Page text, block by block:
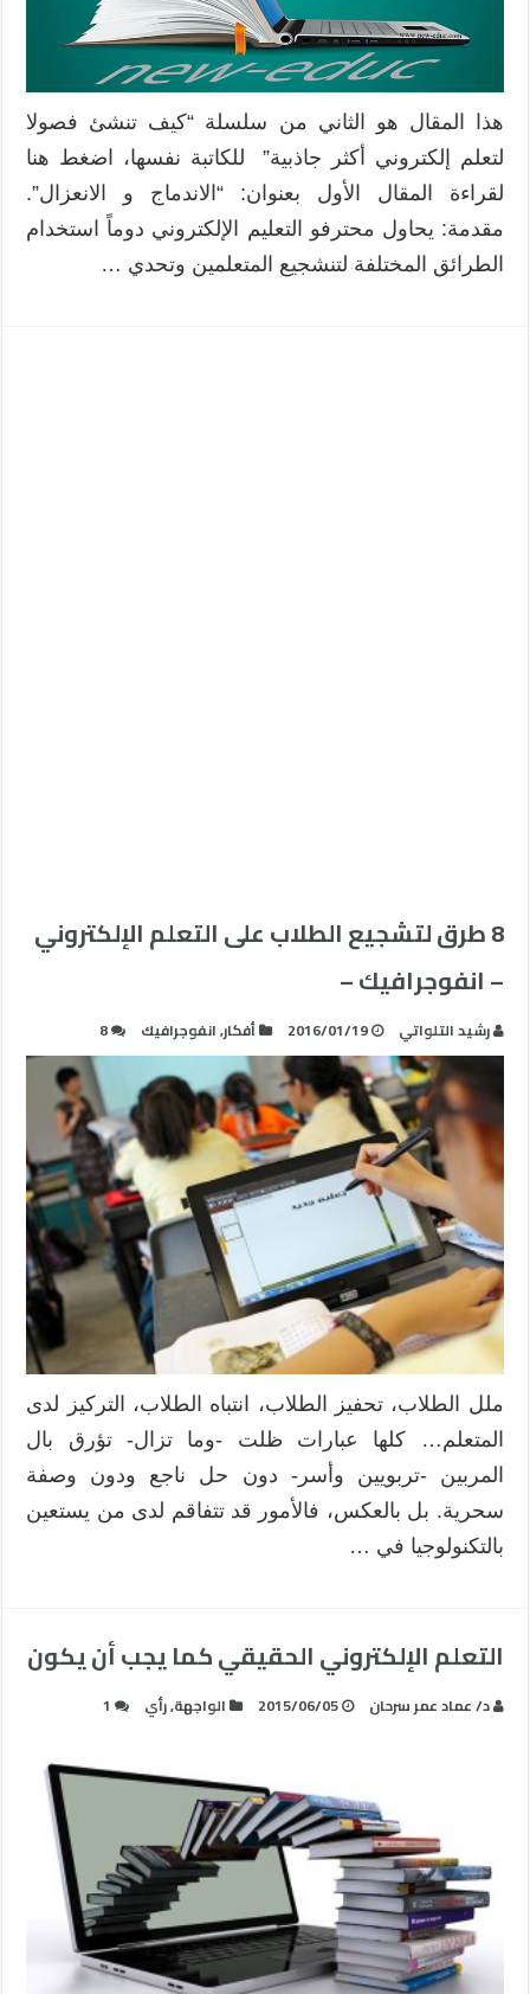
هذا المقال هو الثاني من سلسلة “كيف تنشئ فصولا
لتعلم إلكتروني أكثر جاذبية” للكاتبة نفسها، اضغط هنا
لقراءة المقال الأول بعنوان: “الاندماج و الانعزال”.
مقدمة: يحاول محترفو التعليم الإلكتروني دوماً استخدام
الطرائق المختلفة لتنشجيع المتعلمين وتحدي …
8 طرق لتشجيع الطلاب على التعلم الإلكتروني
– انفوجرافيك –
رشيد التلواتي 2016/01/19 أفكار,انفوجرافيك 8
ملل الطلاب، تحفيز الطلاب، انتباه الطلاب، التركيز لدى
المتعلم… كلها عبارات ظلت -وما تزال- تؤرق بال
المربين -تربويين وأسر- دون حل ناجع ودون وصفة
سحرية. بل بالعكس، فالأمور قد تتفاقم لدى من يستعين
بالتكنولوجيا في …
التعلم الإلكتروني الحقيقي كما يجب أن يكون
د/ عماد عمر سرحان 2015/06/05 الواجهة,رأي 1